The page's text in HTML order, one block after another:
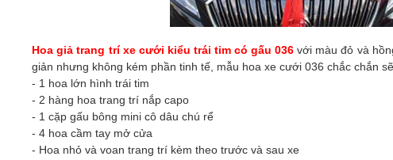
Hoa giả trang trí xe cưới kiểu trái tim có gấu 036 với màu đỏ và
giản nhưng không kém phần tinh tế, mẫu hoa xe cưới036 chắc chắn
- 1 hoa lớn hình trái tim
- 2 hàng hoa trang trí nắp capo
- 1 cặp gấu bông mini cô dâu chú rể
- 4 hoa cầm tay mở cửa
- Hoa nhỏ và voan trang trí kèm theo trước và sau xe